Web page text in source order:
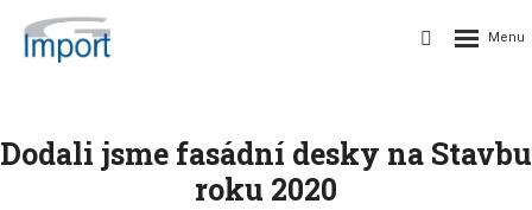
Dodali jsme fasádní desky na Stavbu
roku 2020